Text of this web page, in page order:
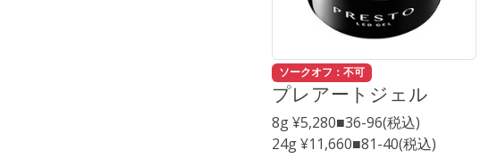
ソークオフ：不可
プレアートジェル
8g ¥5,280■36-96(税込)
24g ¥11,660■81-40(税込)